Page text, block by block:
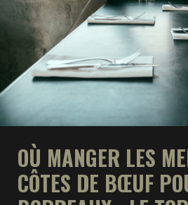
OÙ MANGER LES
CÔTES DE BŒUF